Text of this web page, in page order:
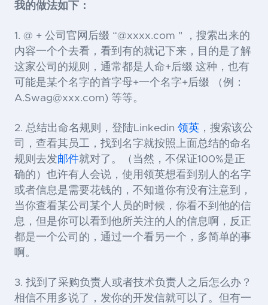
我的做法如下：
1. @ + 公司官网后缀 “@xxxx.com " ，搜索出来的
内容一个个去看，看到有 的就记下来，目的是了解
这家公司的规则，通常都是人命+后缀 这种，也有
可能是某个名字的首字母+一个名字+后缀 （例：
A.Swag@xxx.com) 等等。
2. 总结出命名规则，登陆Linkedin 领英 ，搜索该公
司，查看其员工，找到名字就按照上面总结的命名
规则去发邮件就对了。（当然，不保证100%是正
确的）也许有人会说，使用领英想看到别人的名字
或者信息是需要花钱的，不知道你有没有注意到，
当你查看某公司某个人员的时候，你看不到他的信
息，但是你可以看到他所关注的人的信息啊，反正
都是一个公司的，通过一个看另一个，多简单的事
啊。
3. 找到了采购负责人或者技术负责人之后怎么办？
相信不用多说了，发你的开发信就可以了。但有一